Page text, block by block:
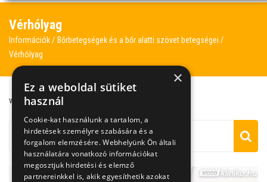
Vérhólyag
Információk
Bőrbetegségek és a bőr alatti szövet betegségei
Vérhólyag
vérhólyag vízhólyag
×
Ez a weboldal sütiket
használ
Cookie-kat használunk a tartalom, a
hirdetések személyre szabására és a
forgalom elemzésére. Webhelyünk Ön általi
használatára vonatkozó információkat
megosztjuk hirdetési és elemző
partnereinkkel is, akik egyesíthetik azokat